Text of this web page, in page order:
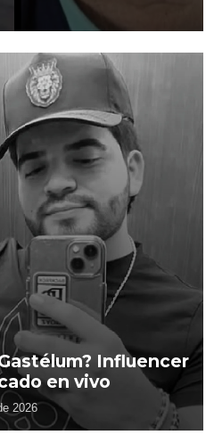
Influencer
en vivo
2026